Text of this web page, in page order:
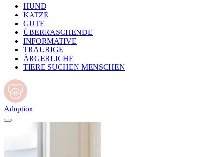
HUND
KATZE
GUTE
ÜBERRASCHENDE
INFORMATIVE
TRAURIGE
ÄRGERLICHE
TIERE SUCHEN MENSCHEN
Adoption